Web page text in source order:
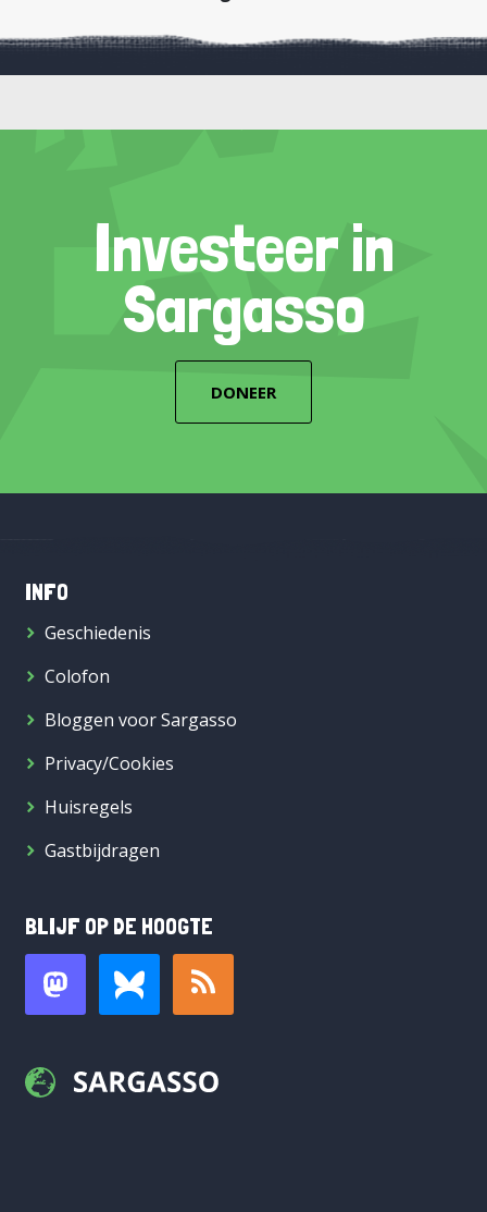
Investeer in
Sargasso
DONEER
INFO
Geschiedenis
Colofon
Bloggen voor Sargasso
Privacy/Cookies
Huisregels
Gastbijdragen
BLIJF OP DE HOOGTE